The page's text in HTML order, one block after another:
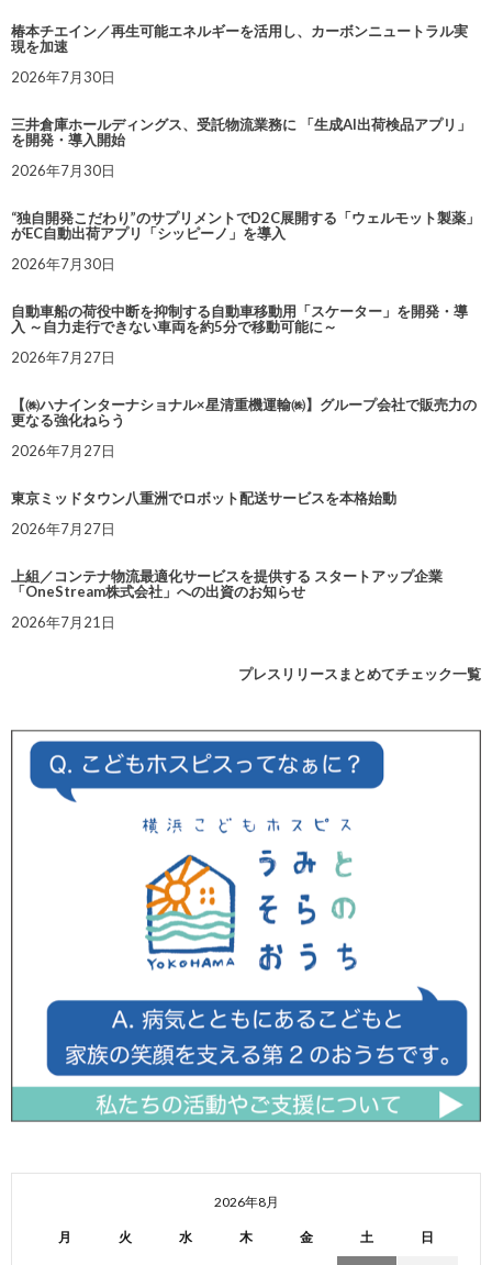
椿本チエイン／再生可能エネルギーを活用し、カーボンニュートラル実
現を加速
2026年7月30日
三井倉庫ホールディングス、受託物流業務に 「生成AI出荷検品アプリ」
を開発・導入開始
2026年7月30日
“独自開発こだわり”のサプリメントでD2C展開する「ウェルモット製薬」
がEC自動出荷アプリ「シッピーノ」を導入
2026年7月30日
自動車船の荷役中断を抑制する自動車移動用「スケーター」を開発・導
入 ～自力走行できない車両を約5分で移動可能に～
2026年7月27日
【㈱ハナインターナショナル×星清重機運輸㈱】グループ会社で販売力の
更なる強化ねらう
2026年7月27日
東京ミッドタウン八重洲でロボット配送サービスを本格始動
2026年7月27日
上組／コンテナ物流最適化サービスを提供する スタートアップ企業
「OneStream株式会社」への出資のお知らせ
2026年7月21日
プレスリリースまとめてチェック一覧
2026年8月
月 火 水 木 金 土 日